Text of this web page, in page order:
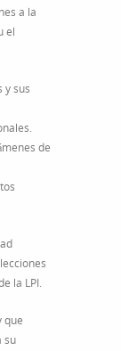
a la
el
y sus
de
la LPI.
que
su